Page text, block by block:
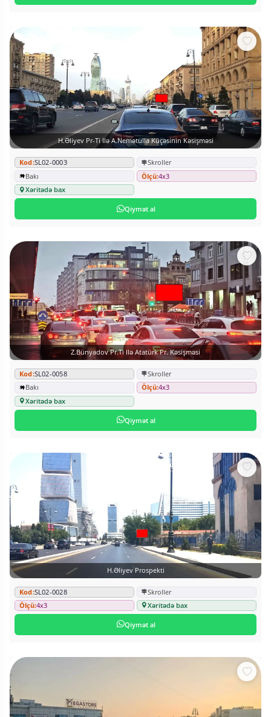
H.Əliyev Pr-Ti Ilə A.Nemətulla Küçəsinin Kəsişməsi
Kod:SL02-0003
Skroller
Bakı
Ölçü:4x3
Xəritədə bax
Qiymət al
Z.Bünyadov Pr.ti Ilə Atatürk Pr. Kəsişməsi
Kod:SL02-0058
Skroller
Bakı
Ölçü:4x3
Xəritədə bax
Qiymət al
H.Əliyev Prospekti
Kod:SL02-0028
Skroller
Ölçü:4x3 Xəritədə bax
Qiymət al